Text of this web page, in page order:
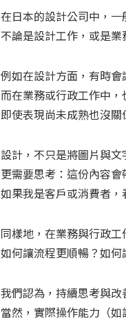
在日本的設計公司中，
不論是設計工作，或是
例如在設計方面，有時會
而在業務或行政工作中
即使表現尚未成熟也沒
設計，不只是將圖片與文
更需要思考：這份內容
如果我是客戶或消費者
同樣地，在業務與行政工
如何讓流程更順暢？如
我們認為，持續思考與改
當然，實際操作能力（